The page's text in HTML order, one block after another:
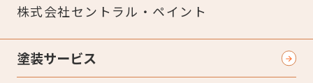
株式会社セントラル・ペイント
塗装サービス